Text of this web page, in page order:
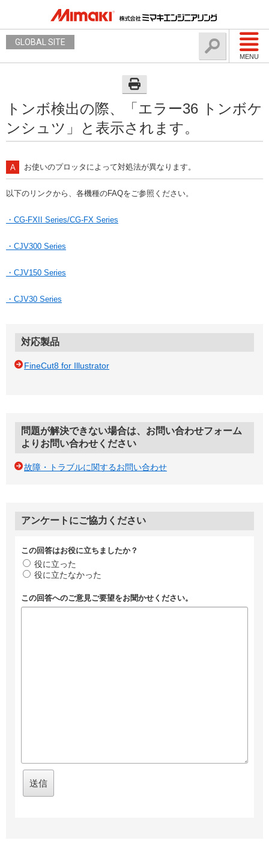
MENU
GLOBAL SITE
トンボ検出の際、「エラー36 トンボケ
ンシュツ」と表示されます。
お使いのプロッタによって対処法が異なります。
以下のリンクから、各機種のFAQをご参照ください。
・CG-FXII Series/CG-FX Series
・CJV300 Series
・CJV150 Series
・CJV30 Series
対応製品
FineCut8 for Illustrator
問題が解決できない場合は、お問い合わせフォーム
よりお問い合わせください
故障・トラブルに関するお問い合わせ
アンケートにご協力ください
この回答はお役に立ちましたか？
役に立った
役に立たなかった
この回答へのご意見ご要望をお聞かせください。